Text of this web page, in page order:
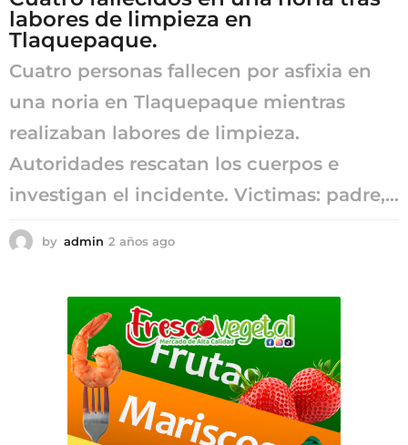
o
labores de limpieza en
Tlaquepaque.
Cuatro personas fallecen por asfixia en
una noria en Tlaquepaque mientras
realizaban labores de limpieza.
Autoridades rescatan los cuerpos e
investigan el incidente. Victimas: padre,...
by admin 2 años ago
a
g
o